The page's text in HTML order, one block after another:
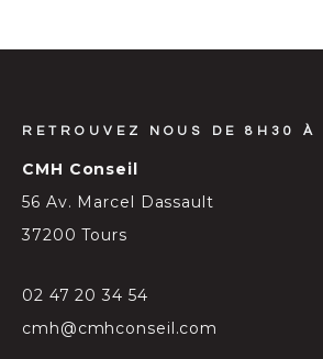
RETROUVEZ NOUS DE 8H30
CMH Conseil
56 Av. Marcel Dassault
37200 Tours
02 47 20 34 54
cmh@cmhconseil.com